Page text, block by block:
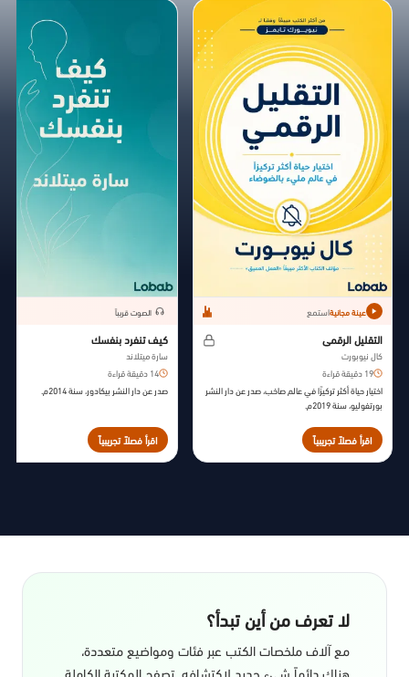
عينة مجانيةاستمع
التقليل الرقمي
كال نيوبورت
19 دقيقة قراءة
اختيار حياة أكثر تركيزًا في عالم صاخب، صدر عن دار النشر
بورتفوليو، سنة 2019م.
اقرأ فصلاً تجريبياً
الصوت قريباً
كيف تنفرد بنفسك
سارة ميتلاند
14 دقيقة قراءة
صدر عن دار النشر بيكادور، سنة 2014م.
اقرأ فصلاً تجريبياً
لا تعرف من أين تبدأ؟
مع آلاف ملخصات الكتب عبر فئات ومواضيع متعددة،
هناك دائماً شيء جديد لاكتشافه. تصفح المكتبة الكاملة